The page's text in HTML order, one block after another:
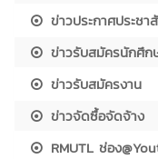
ข่าวประกาศประช
ข่าวรับสมัครนักศึก
ข่าวรับสมัครงาน
ข่าวจัดซื้อจัดจ้าง
RMUTL ช่อง